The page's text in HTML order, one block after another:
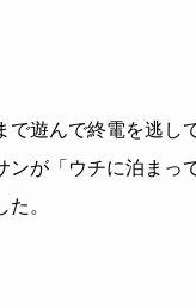
で遊んで終電を逃し
ンが「ウチに泊まっ
。